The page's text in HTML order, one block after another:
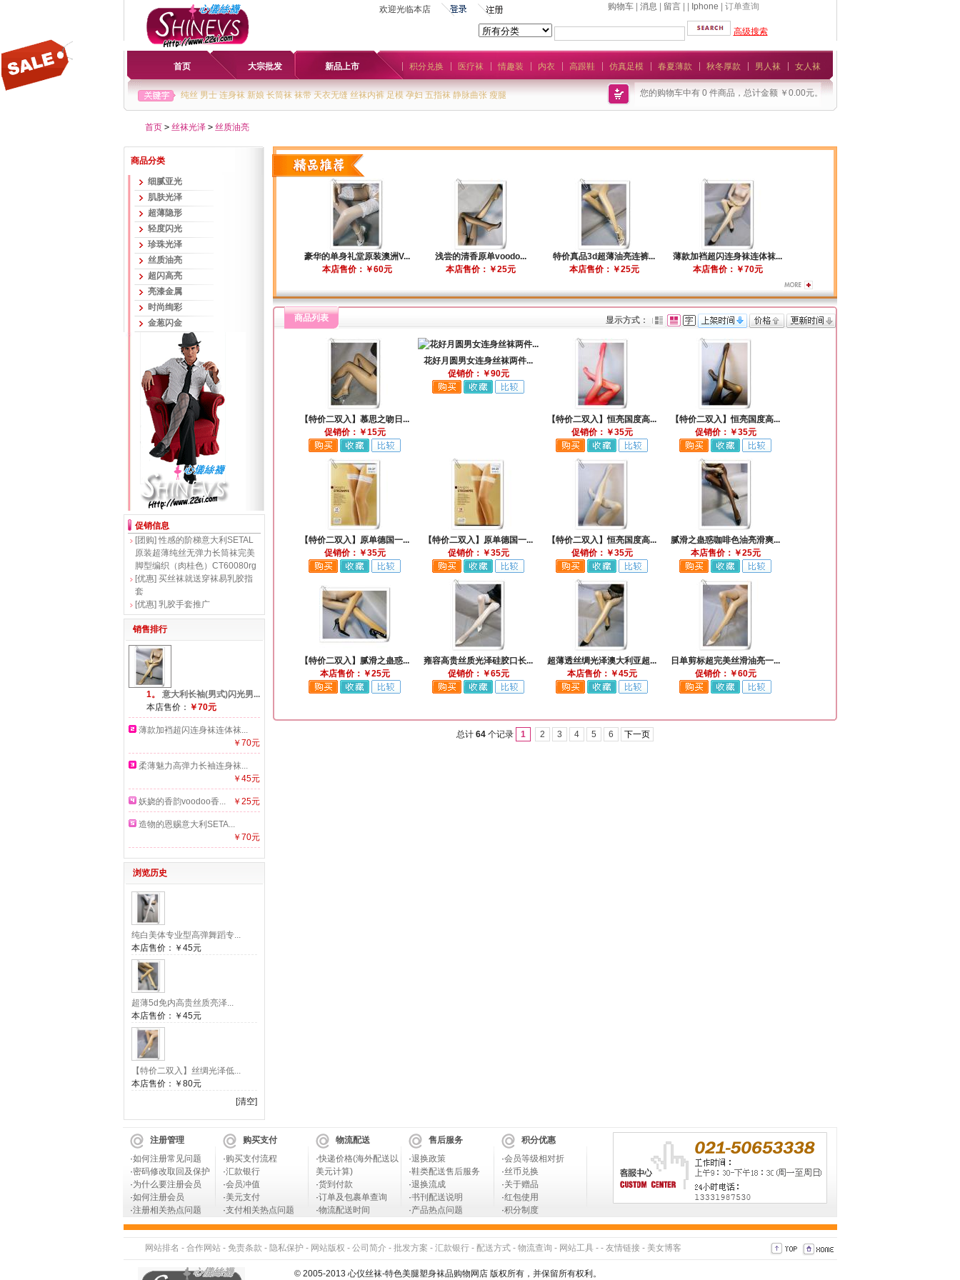
欢迎光临本店 购物车| 消息 留言| | Iphone | 订单查询
高级搜索
首页 大宗批发 新品上市 积分兑换 医疗袜 情趣装 内衣 高跟鞋 仿真足模 春夏薄款 秋冬厚款 男人袜 女人袜
纯丝 男士 连身袜 新娘 长筒袜 袜带 天衣无缝 丝袜内裤 足模 孕妇 五指袜 静脉曲张 瘦腿 您的购物车中有 0 件商品，总计金额 ￥0.00元。
首页 > 丝袜光泽 > 丝质油亮
商品分类
细腻亚光
肌肤光泽
超薄隐形
轻度闪光
珍珠光泽
丝质油亮
超闪高亮
亮漆金属
时尚绚彩
金葱闪金
促销信息
[团购] 性感的阶梯意大利SETAL
原装超薄纯丝无弹力长筒袜完美
脚型编织（肉桂色）CT60080rg
[优惠] 买丝袜就送穿袜易乳胶指
套
[优惠] 乳胶手套推广
销售排行
1。
意大利长袖(男式)闪光男...
本店售价： ￥70元
薄款加裆超闪连身袜连体袜...
￥70元
柔薄魅力高弹力长袖连身袜...
￥45元
妖娆的香韵voodoo香... ￥25元
造物的恩赐意大利SETA...
￥70元
浏览历史
纯白美体专业型高弹舞蹈专...
本店售价： ￥45元
超薄5d免内高贵丝质亮泽...
本店售价： ￥45元
【特价二双入】丝绸光泽低...
本店售价： ￥80元
[清空]
豪华的单身礼堂原装澳洲V...
本店售价：￥60元
浅尝的清香原单voodo...
本店售价：￥25元
特价真品3d超薄油亮连裤...
本店售价：￥25元
薄款加裆超闪连身袜连体袜...
本店售价：￥70元
商品列表 显示方式：
【特价二双入】慕思之吻日...
促销价：￥15元
花好月圆男女连身丝袜两件...
促销价：￥90元
【特价二双入】恒亮国度高...
促销价：￥35元
【特价二双入】恒亮国度高...
促销价：￥35元
【特价二双入】原单德国一...
促销价：￥35元
【特价二双入】原单德国一...
促销价：￥35元
【特价二双入】恒亮国度高...
促销价：￥35元
腻滑之蛊惑咖啡色油亮滑爽...
本店售价：￥25元
【特价二双入】腻滑之蛊惑...
本店售价：￥25元
雍容高贵丝质光泽硅胶口长...
促销价：￥65元
超薄透丝绸光泽澳大利亚超...
本店售价：￥45元
日单剪标超完美丝滑油亮一...
促销价：￥60元
总计 64个记录 1 2 3 4 5 6 下一页
注册管理
·如何注册常见问题
·密码修改取回及保护
·为什么要注册会员
·如何注册会员
·注册相关热点问题
购买支付
·购买支付流程
·汇款银行
·会员冲值
·美元支付
·支付相关热点问题
物流配送
·快递价格(海外配送以
美元计算)
·货到付款
·订单及包裹单查询
·物流配送时间
售后服务
·退换政策
·鞋类配送售后服务
·退换流成
·书刊配送说明
·产品热点问题
积分优惠
·会员等级相对折
·丝币兑换
·关于赠品
·红包使用
·积分制度
网站排名 - 合作网站- 免责条款 - 隐私保护 - 网站版权 - 公司简介 - 批发方案 - 汇款银行- 配送方式- 物流查询 - 网站工具 - - 友情链接- 美女博客
© 2005-2013 心仪丝袜-特色美腿塑身袜品购物网店 版权所有，并保留所有权利。